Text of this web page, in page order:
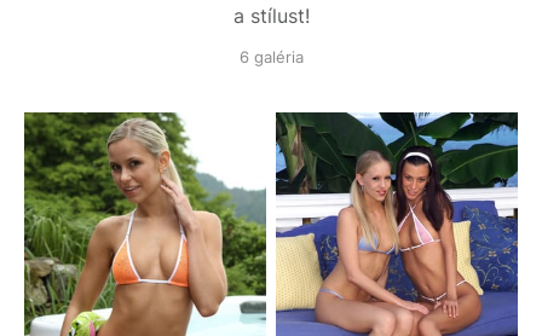
a stílust!
6 galéria